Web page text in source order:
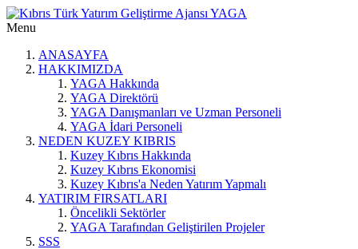
Menu
ANASAYFA
HAKKIMIZDA
YAGA Hakkında
YAGA Direktörü
YAGA Danışmanları ve Uzman Personeli
YAGA İdari Personeli
NEDEN KUZEY KIBRIS
Kuzey Kıbrıs Hakkında
Kuzey Kıbrıs Ekonomisi
Kuzey Kıbrıs'a Neden Yatırım Yapmalı
YATIRIM FIRSATLARI
Öncelikli Sektörler
YAGA Tarafından Geliştirilen Projeler
SSS